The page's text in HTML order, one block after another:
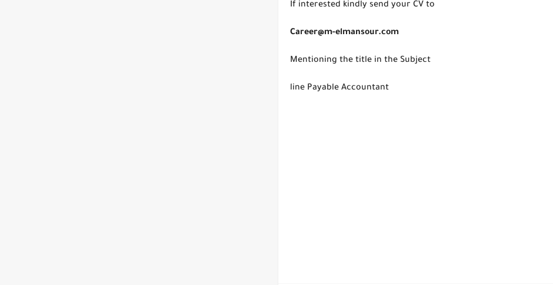
If interested kindly send your CV to
Career@m-elmansour.com
Mentioning the title in the Subject
line Payable Accountant